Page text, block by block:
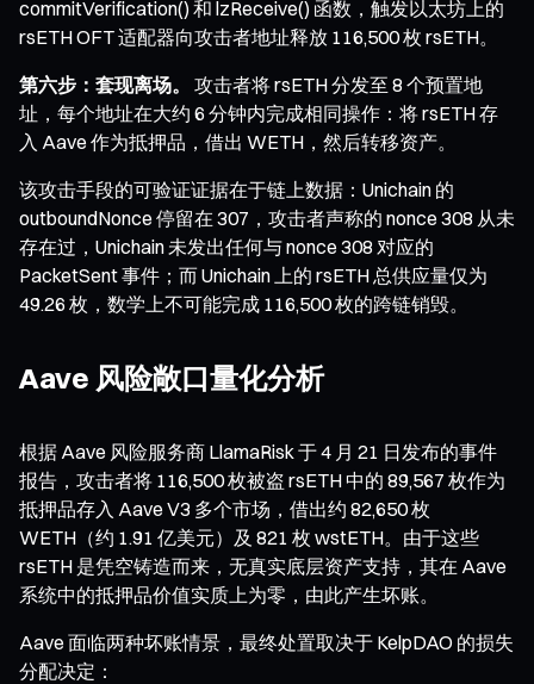
commitVerification() 和 lzReceive() 函数，触发以太坊上的
rsETH OFT 适配器向攻击者地址释放 116,500 枚 rsETH。
第六步：套现离场。
攻击者将 rsETH 分发至 8 个预置地
址，每个地址在大约 6 分钟内完成相同操作：将 rsETH 存
入 Aave 作为抵押品，借出 WETH，然后转移资产。
该攻击手段的可验证证据在于链上数据：Unichain 的
outboundNonce 停留在 307，攻击者声称的 nonce 308 从未
存在过，Unichain 未发出任何与 nonce 308 对应的
PacketSent 事件；而 Unichain 上的 rsETH 总供应量仅为
49.26 枚，数学上不可能完成 116,500 枚的跨链销毁。
Aave 风险敞口量化分析
根据 Aave 风险服务商 LlamaRisk 于 4 月 21 日发布的事件
报告，攻击者将 116,500 枚被盗 rsETH 中的 89,567 枚作为
抵押品存入 Aave V3 多个市场，借出约 82,650 枚
WETH（约 1.91 亿美元）及 821 枚 wstETH。由于这些
rsETH 是凭空铸造而来，无真实底层资产支持，其在 Aave
系统中的抵押品价值实质上为零，由此产生坏账。
Aave 面临两种坏账情景，最终处置取决于 KelpDAO 的损失
分配决定：